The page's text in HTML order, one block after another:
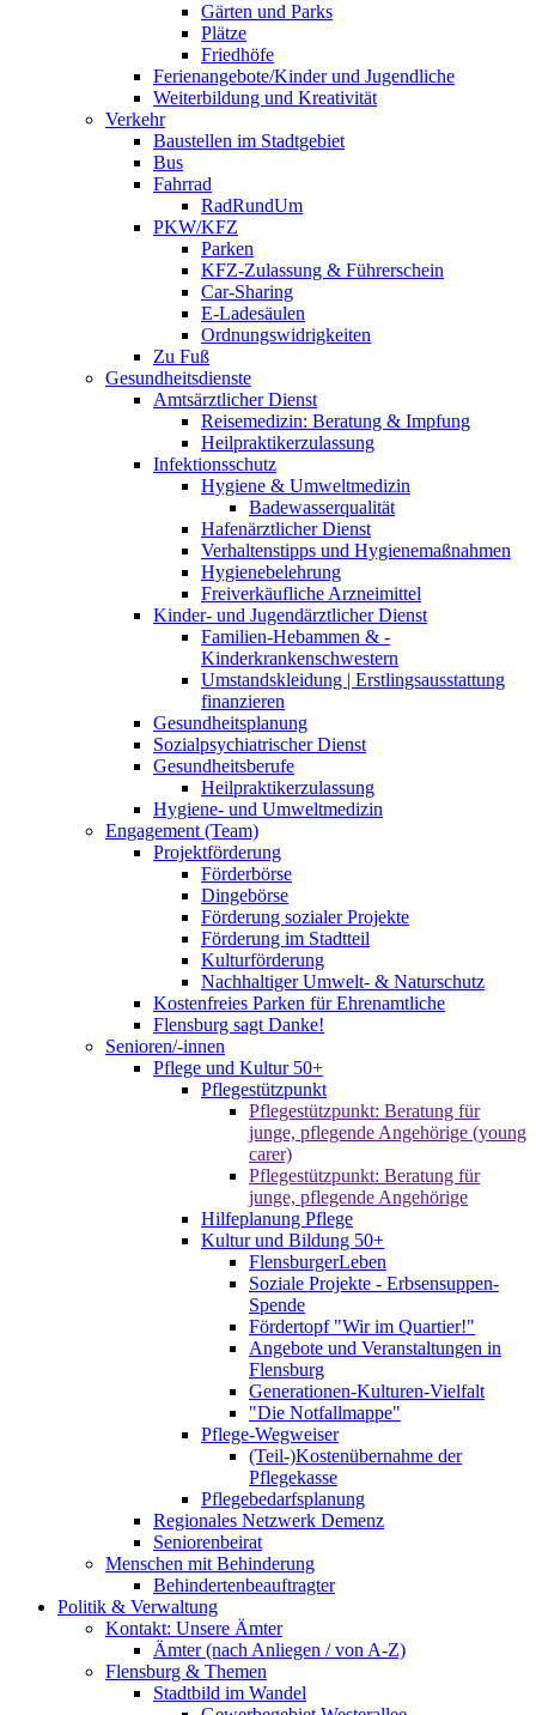
Gärten und Parks
Plätze
Friedhöfe
Ferienangebote/Kinder und Jugendliche
Weiterbildung und Kreativität
Verkehr
Baustellen im Stadtgebiet
Bus
Fahrrad
RadRundUm
PKW/KFZ
Parken
KFZ-Zulassung & Führerschein
Car-Sharing
E-Ladesäulen
Ordnungswidrigkeiten
Zu Fuß
Gesundheitsdienste
Amtsärztlicher Dienst
Reisemedizin: Beratung & Impfung
Heilpraktikerzulassung
Infektionsschutz
Hygiene & Umweltmedizin
Badewasserqualität
Hafenärztlicher Dienst
Verhaltenstipps und Hygienemaßnahmen
Hygienebelehrung
Freiverkäufliche Arzneimittel
Kinder- und Jugendärztlicher Dienst
Familien-Hebammen & -
Kinderkrankenschwestern
Umstandskleidung | Erstlingsausstattung
finanzieren
Gesundheitsplanung
Sozialpsychiatrischer Dienst
Gesundheitsberufe
Heilpraktikerzulassung
Hygiene- und Umweltmedizin
Engagement (Team)
Projektförderung
Förderbörse
Dingebörse
Förderung sozialer Projekte
Förderung im Stadtteil
Kulturförderung
Nachhaltiger Umwelt- & Naturschutz
Kostenfreies Parken für Ehrenamtliche
Flensburg sagt Danke!
Senioren/-innen
Pflege und Kultur 50+
Pflegestützpunkt
Pflegestützpunkt: Beratung für
junge, pflegende Angehörige (young
carer)
Pflegestützpunkt: Beratung für
junge, pflegende Angehörige
Hilfeplanung Pflege
Kultur und Bildung 50+
FlensburgerLeben
Soziale Projekte - Erbsensuppen-
Spende
Fördertopf "Wir im Quartier!"
Angebote und Veranstaltungen in
Flensburg
Generationen-Kulturen-Vielfalt
"Die Notfallmappe"
Pflege-Wegweiser
(Teil-)Kostenübernahme der
Pflegekasse
Pflegebedarfsplanung
Regionales Netzwerk Demenz
Seniorenbeirat
Menschen mit Behinderung
Behindertenbeauftragter
Politik & Verwaltung
Kontakt: Unsere Ämter
Ämter (nach Anliegen / von A-Z)
Flensburg & Themen
Stadtbild im Wandel